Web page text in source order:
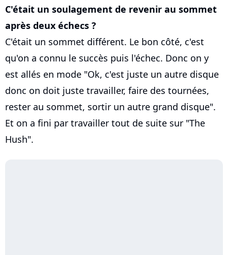
C'était un soulagement de revenir au sommet
après deux échecs ?
C'était un sommet différent. Le bon côté, c'est
qu'on a connu le succès puis l'échec. Donc on y
est allés en mode "Ok, c'est juste un autre disque
donc on doit juste travailler, faire des tournées,
rester au sommet, sortir un autre grand disque".
Et on a fini par travailler tout de suite sur "The
Hush".